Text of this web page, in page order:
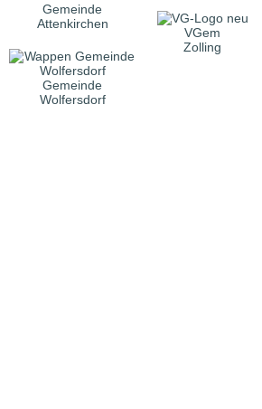
Gemeinde
Attenkirchen
VGem
Zolling
Gemeinde
Wolfersdorf